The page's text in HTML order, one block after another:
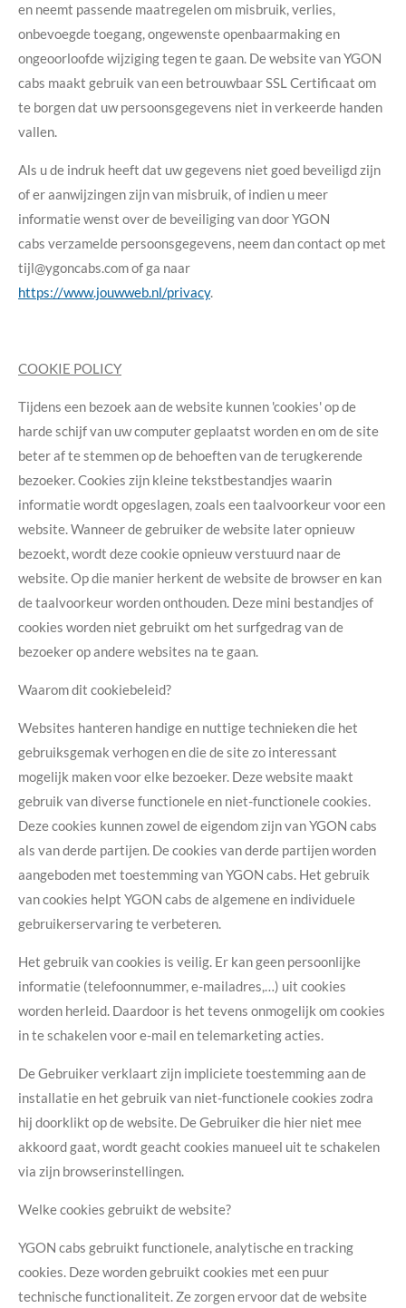
en neemt passende maatregelen om misbruik, verlies,
onbevoegde toegang, ongewensteopenbaarmaking en
ongeoorloofde wijziging tegen te gaan. De website van YGON
cabs maakt gebruik van een betrouwbaar SSL Certificaat om
te borgen dat uw persoonsgegevens niet in verkeerde handen
vallen.
Als u de indruk heeft dat uw gegevens niet goed beveiligd zijn
of er aanwijzingen zijn van misbruik, of indien u meer
informatie wenst over de beveiliging van door YGON
cabs verzamelde persoonsgegevens, neem dan contact op met
tijl@ygoncabs.com of ga naar
https://www.jouwweb.nl/privacy.
COOKIE POLICY
Tijdens een bezoek aan de website kunnen 'cookies' op de
harde schijf van uw computer geplaatst worden en om de site
beter af te stemmen op de behoeften van de terugkerende
bezoeker. Cookies zijn kleine tekstbestandjes waarin
informatie wordt opgeslagen, zoals een taalvoorkeur voor een
website. Wanneer de gebruiker de website later opnieuw
bezoekt, wordt deze cookie opnieuw verstuurd naar de
website. Op die manier herkent de website de browser en kan
de taalvoorkeur worden onthouden. Deze mini bestandjes of
cookies worden niet gebruikt om het surfgedrag van de
bezoeker op andere websites na te gaan.
Waarom dit cookiebeleid?
Websites hanteren handige en nuttige technieken die het
gebruiksgemak verhogen en die de site zo interessant
mogelijk maken voor elke bezoeker. Deze website maakt
gebruik van diverse functionele en niet-functionele cookies.
Deze cookies kunnen zowel de eigendom zijn van YGON cabs
als van derde partijen. De cookies van derde partijen worden
aangeboden met toestemming van YGON cabs. Het gebruik
van cookies helpt YGON cabs de algemene en individuele
gebruikerservaring te verbeteren.
Het gebruik van cookies is veilig. Er kan geen persoonlijke
informatie (telefoonnummer, e-mailadres,…) uit cookies
worden herleid. Daardoor is het tevens onmogelijk om cookies
in te schakelen voor e-mail en telemarketing acties.
De Gebruiker verklaart zijn impliciete toestemming aan de
installatie en het gebruik van niet-functionele cookies zodra
hij doorklikt op de website. De Gebruiker die hier niet mee
akkoord gaat, wordt geacht cookies manueel uit te schakelen
via zijn browserinstellingen.
Welke cookies gebruikt de website?
YGON cabs gebruikt functionele, analytische en tracking
cookies. Deze worden gebruikt cookies met een puur
technische functionaliteit. Ze zorgen ervoor dat de website